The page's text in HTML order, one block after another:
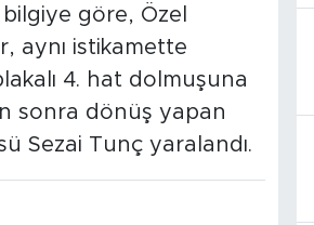
göre, Özel
aynı istikamette
4. hat dolmuşuna
sonra dönüş yapan
Sezai Tunç yaralandı.